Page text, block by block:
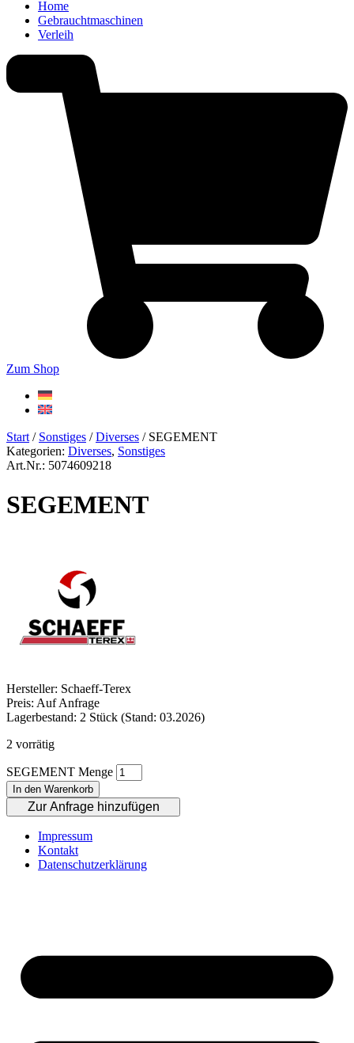
Home
Gebrauchtmaschinen
Verleih
Zum Shop
Start / Sonstiges /Diverses / SEGEMENT
Kategorien: Diverses, Sonstiges
Art.Nr.: 5074609218
SEGEMENT
Hersteller: Schaeff-Terex
Preis: Auf Anfrage
Lagerbestand: 2 Stück (Stand: 03.2026)
2 vorrätig
SEGEMENT Menge
In den Warenkorb
Zur Anfrage hinzufügen
Impressum
Kontakt
Datenschutzerklärung